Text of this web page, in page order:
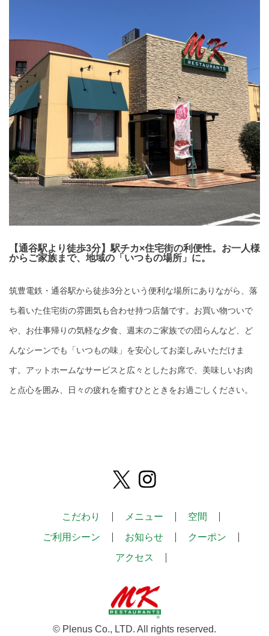
【通谷駅より徒歩3分】駅チカ×住宅街の利便性。お一人様
からご家族まで、地域の「いつもの場所」に。
筑豊電鉄・通谷駅から徒歩3分という便利な場所にありながら、落
ち着いた住宅街の雰囲気も合わせ持つ店舗です。お買い物ついで
や、お仕事帰りの気軽な夕食、週末のご家族での団らんなど、ど
んなシーンでも「いつもの味」を安心してお楽しみいただけま
す。アットホームなサービスと広々としたお席で、美味しいお肉
と点心を囲み、日々の疲れを癒すひとときをお過ごしください。
こだわり メニュー
空間
ご利用シーン
お知らせ
クーポン
アクセス
© Plenus Co., LTD. All rights reserved.